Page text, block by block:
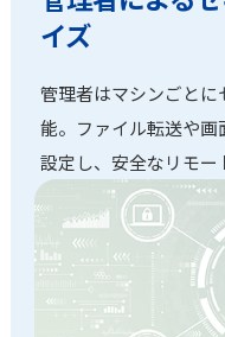
イズ
管理者はマシンごと
能。ファイル転送や画
設定し、安全なリモー